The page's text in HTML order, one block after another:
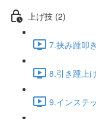
上げ技 (2)
7.挟み踵叩
8.引き踵上
9.インステ